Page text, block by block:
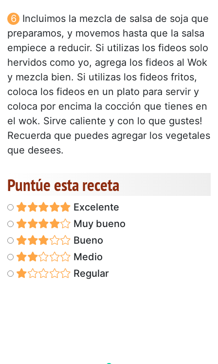
Incluimos la mezcla de salsa de soja que
preparamos, y movemos hasta que la salsa
empiece a reducir. Si utilizas los fideos solo
hervidos como yo, agrega los fideos al Wok
y mezcla bien. Si utilizas los fideos fritos,
coloca los fideos en un plato para servir y
coloca por encima la cocción que tienes en
el wok. Sirve caliente y con lo que gustes!
Recuerda que puedes agregar los vegetales
que desees.
Puntúe esta receta
Excelente
Muy bueno
Bueno
Medio
Regular